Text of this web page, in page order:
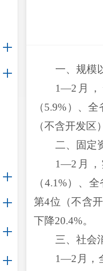
一、 规模
1—2 月
（5.9% ）、全
（不含开发区
二、
固定
1—2 月
（4.1%）、全
第4位（不含
下降20.4%。
三、 社会
1—2 月